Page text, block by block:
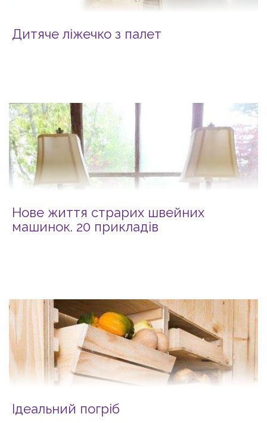
Дитяче ліжечко з палет
Нове життя страрих швейних
машинок. 20 прикладів
Ідеальний погріб